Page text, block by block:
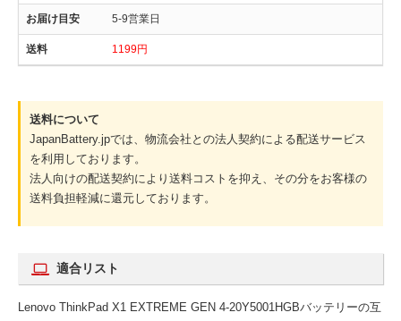
5-9営業日
1199円
送料について
JapanBattery.jpでは、物流会社との法人契約による配送サービス
を利用しております。
法人向けの配送契約により送料コストを抑え、その分をお客様の
送料負担軽減に還元しております。
適合リスト
Lenovo ThinkPad X1 EXTREME GEN 4-20Y5001HGBバッテリーの互